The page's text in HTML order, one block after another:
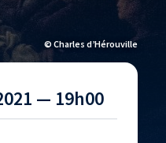
© Charles d’Hérouville
— 19h00